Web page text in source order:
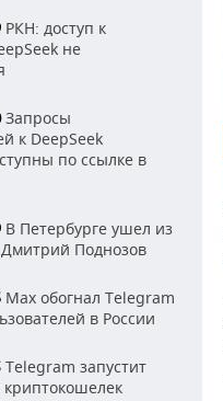
РКН: доступ к
не
Запросы
к DeepSeek
по ссылке в
В Петербурге ушел из
Поднозов
Max обогнал Telegram
в России
Telegram запустит